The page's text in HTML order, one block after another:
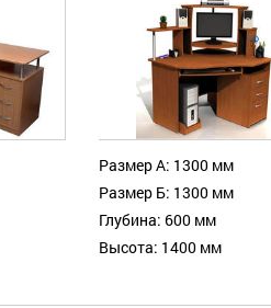
Размер А: 1300 мм
Размер Б: 1300 мм
Глубина: 600 мм
Высота: 1400 мм